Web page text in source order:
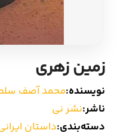
زمین زهری
نویسنده:محمد آصف
ناشر:نشر نی
دسته‌بندی:داستان